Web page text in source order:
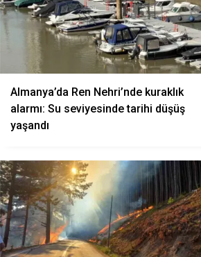
Almanya’da Ren Nehri’nde kuraklık
alarmı: Su seviyesinde tarihi düşüş
yaşandı